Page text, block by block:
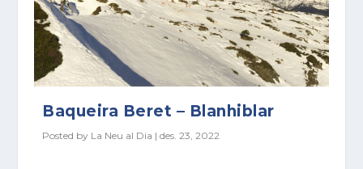
Baqueira Beret – Blanhiblar
Posted by La Neu al Dia |des. 23, 2022